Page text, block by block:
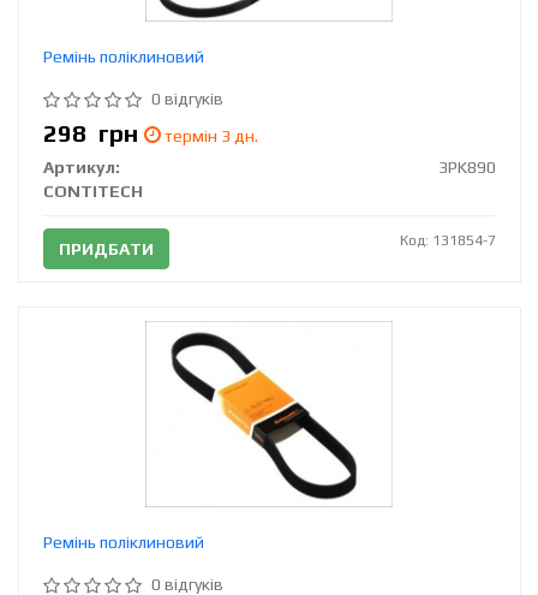
Ремінь поліклиновий
0 відгуків
298 грн
термін 3 дн.
Артикул:
3PK890
CONTITECH
ПРИДБАТИ Код: 131854-7
Ремінь поліклиновий
0 відгуків